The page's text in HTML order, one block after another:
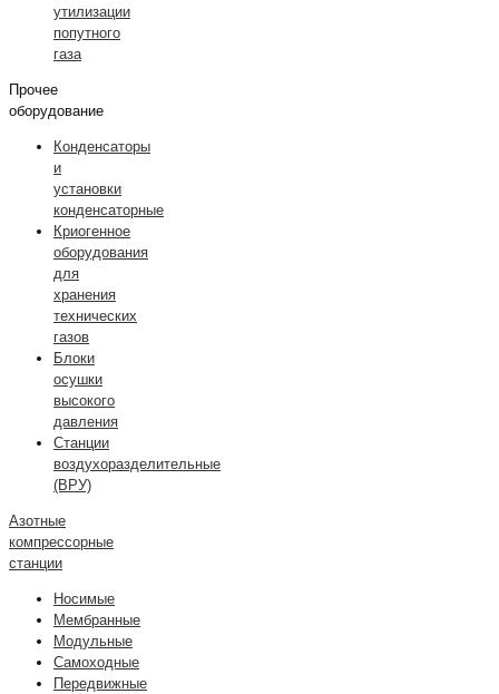
утилизации
попутного
газа
Прочее
оборудование
Конденсаторы
и
установки
конденсаторные
Криогенное
оборудования
для
хранения
технических
газов
Блоки
осушки
высокого
давления
Станции
воздухоразделительные
(ВРУ)
Азотные
компрессорные
станции
Носимые
Мембранные
Модульные
Самоходные
Передвижные